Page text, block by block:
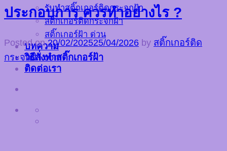
รับทำสติ๊กเกอร์ติดกระจกฝ้า
สติ๊กเกอร์ติดกระจกฝ้า
สติ๊กเกอร์ฝ้า ด่วน
บทความ
วิธีสั่งทำสติ๊กเกอร์ฝ้า
ติดต่อเรา
ประกอบการ ควรทำอย่างไร ?
Posted on20/02/202525/04/2026 by สติ๊กเกอร์ติด
กระจกฝ้า.com